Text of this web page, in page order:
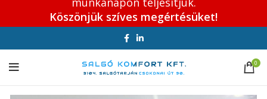
Köszönjük szíves megértésüket!
0